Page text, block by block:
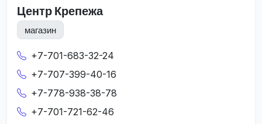
Центр Крепежа
магазин
+7-701-683-32-24
+7-707-399-40-16
+7-778-938-38-78
+7-701-721-62-46